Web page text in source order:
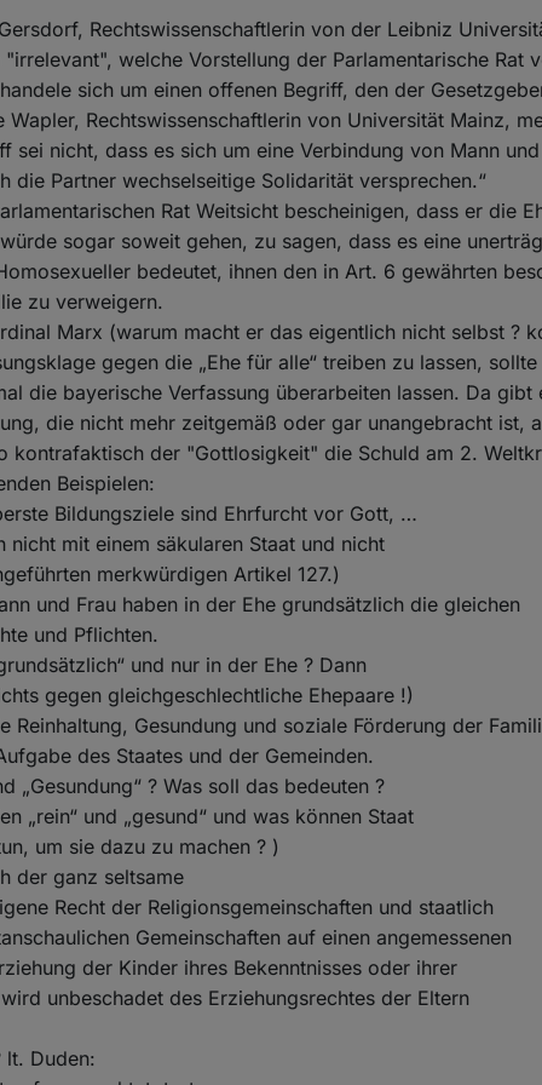
Rechtswissenschaftlerin von der Leibniz
welche Vorstellung der Parlamentarische Rat
sich um einen offenen Begriff, den der
Wapler, Rechtswissenschaftlerin von Universität Mainz,
sei nicht, dass es sich um eine Verbindung von Mann
die Partner wechselseitige Solidarität versprechen.“
Rat Weitsicht bescheinigen, dass er die
sogar soweit gehen, zu sagen, dass es eine
bedeutet, ihnen den in Art. 6 gewährten
zu verweigern.
Marx (warum macht er das eigentlich nicht selbst ?
gegen die „Ehe für alle“ treiben zu lassen,
die bayerische Verfassung überarbeiten lassen. Da gibt
die nicht mehr zeitgemäß oder gar unangebracht ist,
kontrafaktisch der "Gottlosigkeit" die Schuld am 2.
Beispielen:
Bildungsziele sind Ehrfurcht vor Gott, …
nicht mit einem säkularen Staat und nicht
merkwürdigen Artikel 127.)
und Frau haben in der Ehe grundsätzlich die gleichen
und Pflichten.
und nur in der Ehe ? Dann
gegen gleichgeschlechtliche Ehepaare !)
Reinhaltung, Gesundung und soziale Förderung der
des Staates und der Gemeinden.
„Gesundung“ ? Was soll das bedeuten ?
„rein“ und „gesund“ und was können Staat
um sie dazu zu machen ? )
der ganz seltsame
Recht der Religionsgemeinschaften und staatlich
Gemeinschaften auf einen angemessenen
der Kinder ihres Bekenntnisses oder ihrer
unbeschadet des Erziehungsrechtes der Eltern
lt. Duden: